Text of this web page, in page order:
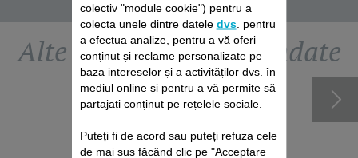
Alte accesorii recomandate
colectiv "module cookie") pentru a
colecta unele dintre datele dvs. pentru
a efectua analize, pentru a vă oferi
conținut și reclame personalizate pe
baza intereselor și a activităților dvs. în
mediul online și pentru a vă permite să
partajați conținut pe rețelele sociale.
Puteți fi de acord sau puteți refuza cele
de mai sus făcând clic pe "Acceptare